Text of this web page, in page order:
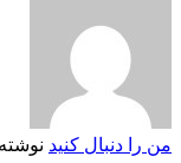
من را دنبال کنید